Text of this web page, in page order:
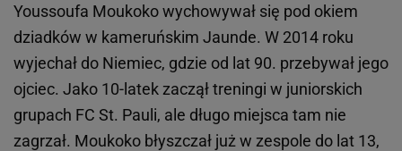
Youssoufa Moukoko wychowywał się pod okiem
dziadków w kameruńskim Jaunde. W 2014 roku
wyjechał do Niemiec, gdzie od lat 90. przebywał jego
ojciec. Jako 10-latek zaczął treningi w juniorskich
grupach FC St. Pauli, ale długo miejsca tam nie
zagrzał. Moukoko błyszczał już w zespole do lat 13,